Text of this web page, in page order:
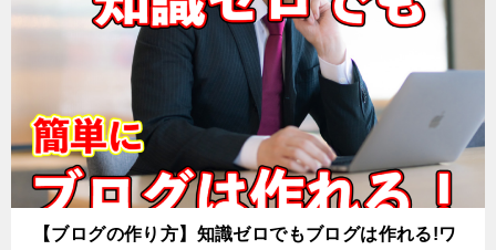
【ブログの作り方】知識ゼロでもブログは作れる!ワ